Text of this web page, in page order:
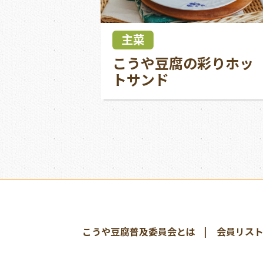
こうや豆腐の彩りホッ
トサンド
主菜
こうや豆腐普及委員会とは
会員リスト